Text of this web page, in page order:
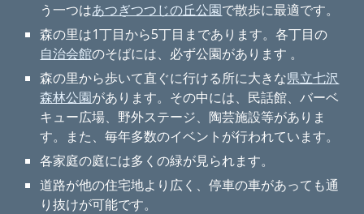
う一つはあつぎつつじの丘公園で散歩に最適です。
森の里は1丁目から5丁目まであります。各丁目の
自治会館のそばには、必ず公園があります 。
森の里から歩いて直ぐに行ける所に大きな県立七沢
森林公園があります。その中には、民話館、バーベ
キュー広場、野外ステージ、陶芸施設等がありま
す。また、毎年多数のイベントが行われています。
各家庭の庭には多くの緑が見られます。
道路が他の住宅地より広く、停車の車があっても通
り抜けが可能です。